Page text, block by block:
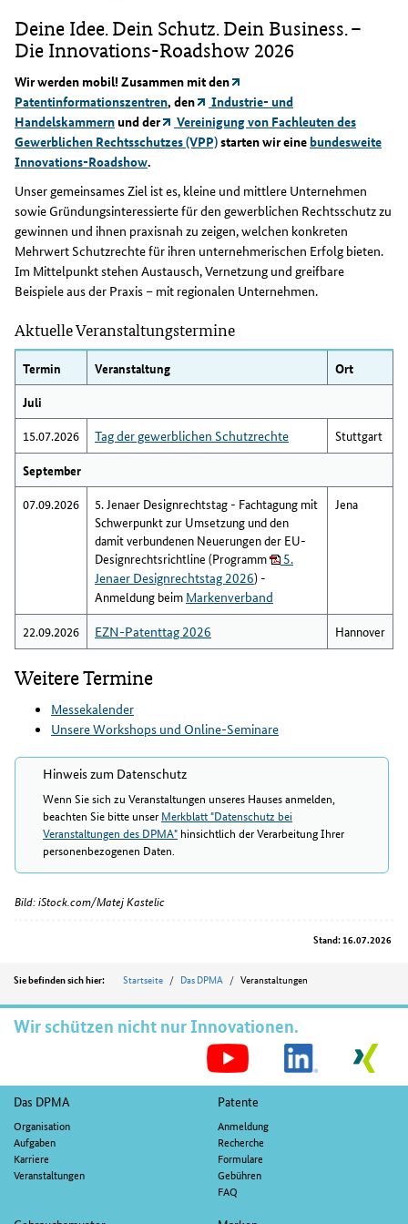
Deine Idee. Dein Schutz. Dein Business. –
Die Innovations-Roadshow 2026
Wir werden mobil! Zusammen mit den
Patentinformationszentren, den
Industrie- und
Handelskammernund der
Vereinigung von Fachleuten des
Gewerblichen Rechtsschutzes (VPP)starten wir eine bundesweite
Innovations-Roadshow.
Unser gemeinsames Ziel ist es, kleine und mittlere Unternehmen
sowie Gründungsinteressierte für den gewerblichen Rechtsschutz zu
gewinnen und ihnen praxisnah zu zeigen, welchen konkreten
Mehrwert Schutzrechte für ihren unternehmerischen Erfolg bieten.
Im Mittelpunkt stehen Austausch, Vernetzung und greifbare
Beispiele aus der Praxis – mit regionalen Unternehmen.
Aktuelle Veranstaltungstermine
Termin Veranstaltung
Ort
Juli
15.07.2026
Tag der gewerblichen Schutzrechte
Stuttgart
September
07.09.2026
5. Jenaer Designrechtstag - Fachtagung mit
Schwerpunkt zur Umsetzung und den
damit verbundenen Neuerungen der EU-
Designrechtsrichtline (Programm
5.
Jenaer Designrechtstag 2026) -
Anmeldung beim Markenverband
Jena
22.09.2026 EZN-Patenttag 2026 Hannover
Weitere Termine
Messekalender
Unsere Workshops und Online-Seminare
Hinweis zum Datenschutz
Wenn Sie sich zu Veranstaltungen unseres Hauses anmelden,
beachten Sie bitte unser Merkblatt "Datenschutz bei
Veranstaltungen des DPMA" hinsichtlich der Verarbeitung Ihrer
personenbezogenen Daten.
Bild: iStock.com/Matej Kastelic
Stand: 16.07.2026
Position
Sie befinden sich hier: Startseite Das DPMA Veranstaltungen
Wir schützen nicht nur Innovationen.
Fußnavigation
Das DPMA
Organisation
Aufgaben
Karriere
Veranstaltungen
Patente
Anmeldung
Recherche
Formulare
Gebühren
FAQ